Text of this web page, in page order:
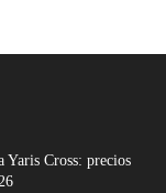
Cross: precios